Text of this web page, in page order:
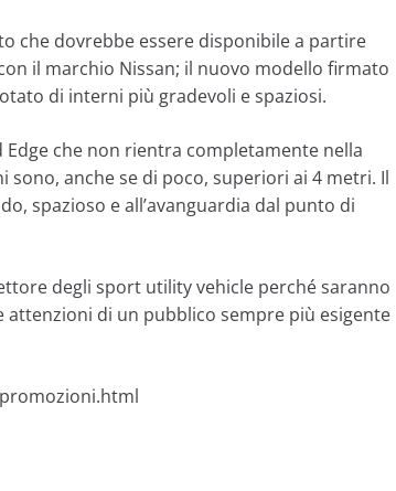
che dovrebbe essere disponibile a partire
il marchio Nissan; il nuovo modello firmato
di interni più gradevoli e spaziosi.
Edge che non rientra completamente nella
anche se di poco, superiori ai 4 metri. Il
spazioso e all’avanguardia dal punto di
degli sport utility vehicle perché saranno
di un pubblico sempre più esigente